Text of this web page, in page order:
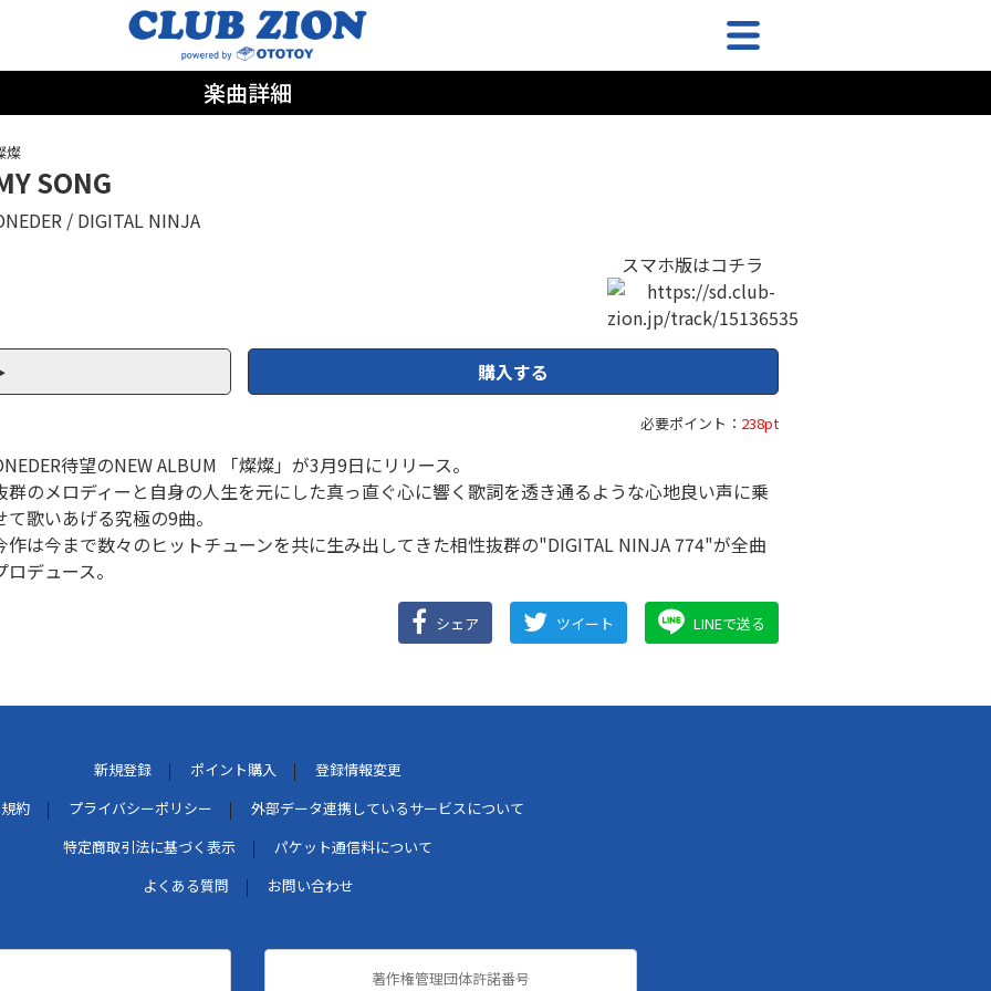
楽曲詳細
燦
SONG
DIGITAL NINJA
スマホ版はコチラ
購入する
必要ポイント： 238pt
待望のNEW ALBUM 「燦燦」が3月9日にリリース。
群のメロディーと自身の人生を元にした真っ直ぐ心に響く歌詞を透き通るような心地良い声に乗
て歌いあげる究極の9曲。
作は今まで数々のヒットチューンを共に生み出してきた相性抜群の"DIGITAL NINJA 774"が全曲
ロデュース。
シェア ツイート LINEで送る
新規登録 ポイント購入
登録情報変更
約
プライバシーポリシー
外部データ連携しているサービスについて
特定商取引法に基づく表示
パケット通信料について
よくある質問
お問い合わせ
著作権管理団体許諾番号